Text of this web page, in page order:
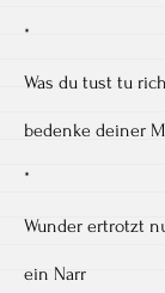
*
Was du tust tu
bedenke deiner
*
Wunder ertrotzt
ein Narr